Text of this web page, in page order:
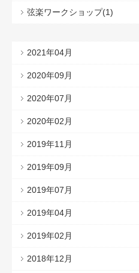
弦楽ワークショップ(1)
2021年04月
2020年09月
2020年07月
2020年02月
2019年11月
2019年09月
2019年07月
2019年04月
2019年02月
2018年12月